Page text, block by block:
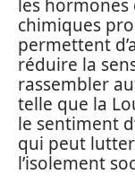
les hormones
chimiques
permettent
réduire la
rassembler
telle que la
le sentiment
qui peut
l’isolement